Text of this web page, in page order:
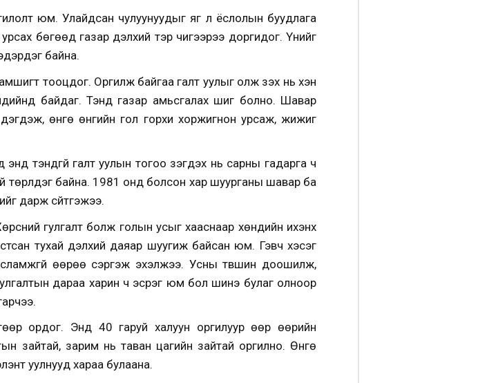
юм. Улайдсан чулуунуудыг яг л ёслолын буудлага
бөгөөд газар дэлхий тэр чигээрээ доргидог. Үүнийг
байна.
тооцдог. Оргилж байгаа галт уулыг олж үзэх нь хэн
байдаг. Тэнд газар амьсгалах шиг болно. Шавар
өнгө өнгийн гол горхи хоржигнон урсаж, жижиг
тэндгүй галт уулын тогоо үзэгдэх нь сарны гадарга ч
төрүүлдэг байна. 1981 онд болсон хар шуурганы шавар ба
дарж сүйтгэжээ.
гулгалт болж голын усыг хааснаар хөндийн ихэнх
тухай дэлхий даяар шуугиж байсан юм. Гэвч хэсэг
өөрөө сэргэж эхэлжээ. Усны түвшин доошилж,
дараа харин ч эсрэг юм бол шинэ булаг олноор
ордог. Энд 40 гаруй халуун оргилуур өөр өөрийн
зайтай, зарим нь таван цагийн зайтай оргилно. Өнгө
уулнууд хараа булаана.